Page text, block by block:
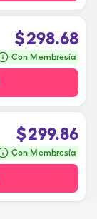
$298.68
Con Membresía
$299.86
Con Membresía